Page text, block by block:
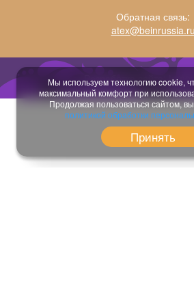
Обратная связь:
atex@beinrussia.ru
Разработка сайта:
Мы используем технологию cookie,
максимальный комфорт при
Продолжая пользоваться сайтом,
политикой обработки
Принять